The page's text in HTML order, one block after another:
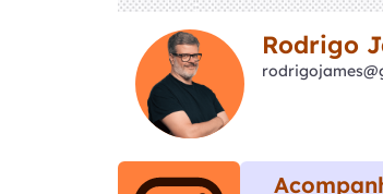
Rodrigo